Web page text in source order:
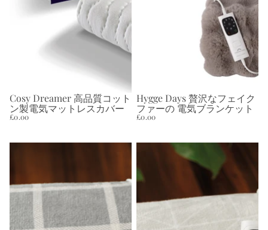
売り切れ
Cosy Dreamer 高品質コット
ン製電気マットレスカバー
£0.00
売り切れ
Hygge Days 贅沢なフェイク
ファーの 電気ブランケット
£0.00